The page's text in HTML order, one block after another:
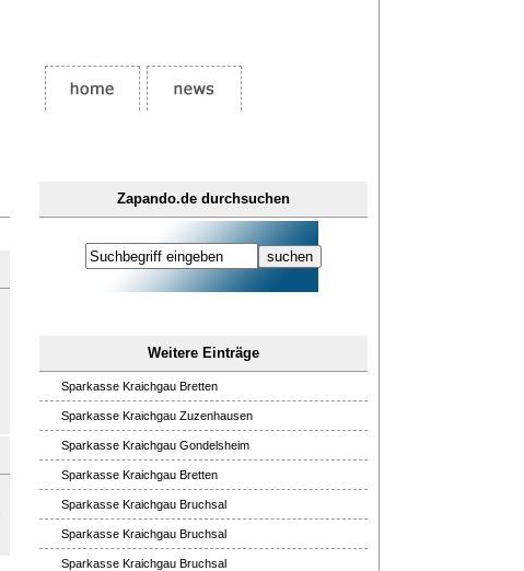
Zapando.de durchsuchen
Weitere Einträge
Sparkasse Kraichgau Bretten
Sparkasse Kraichgau Zuzenhausen
Sparkasse Kraichgau Gondelsheim
Sparkasse Kraichgau Bretten
Sparkasse Kraichgau Bruchsal
Sparkasse Kraichgau Bruchsal
Sparkasse Kraichgau Bruchsal